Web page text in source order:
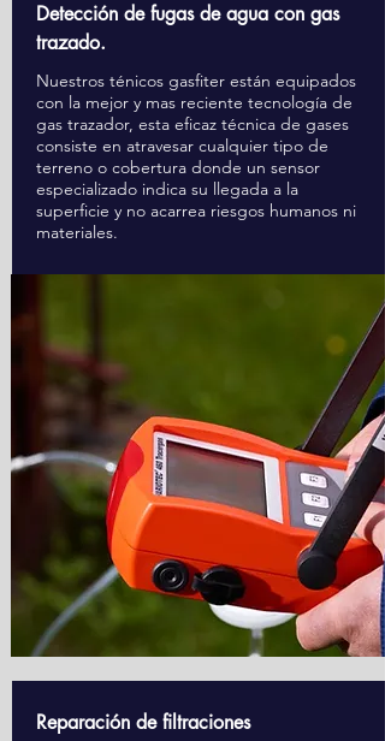
Detección de fugas de agua con gas
trazado.
Nuestros ténicos gasfiter están equipados
con la mejor y mas reciente tecnología de
gas trazador, esta eficaz técnica de gases
consiste en atravesar cualquier tipo de
terreno o cobertura donde un sensor
especializado indica su llegada a la
superficie y no acarrea riesgos humanos ni
materiales.
Reparación de filtraciones